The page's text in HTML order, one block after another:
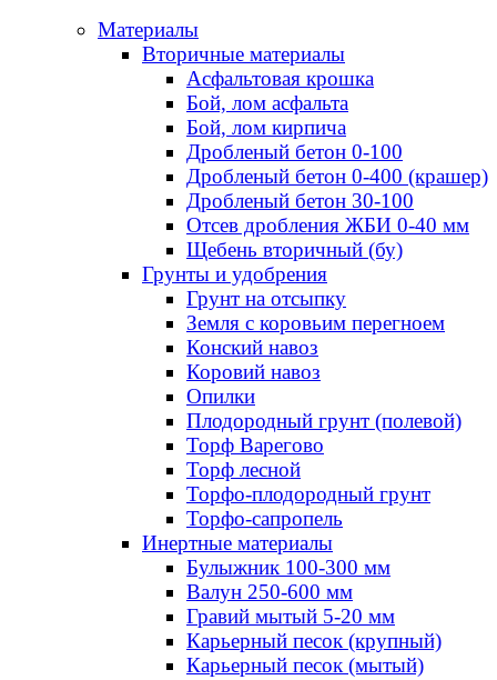
Материалы
Вторичные материалы
Асфальтовая крошка
Бой, лом асфальта
Бой, лом кирпича
Дробленый бетон 0-100
Дробленый бетон 0-400 (крашер)
Дробленый бетон 30-100
Отсев дробления ЖБИ 0-40 мм
Щебень вторичный (бу)
Грунты и удобрения
Грунт на отсыпку
Земля с коровьим перегноем
Конский навоз
Коровий навоз
Опилки
Плодородный грунт (полевой)
Торф Варегово
Торф лесной
Торфо-плодородный грунт
Торфо-сапропель
Инертные материалы
Булыжник 100-300 мм
Валун 250-600 мм
Гравий мытый 5-20 мм
Карьерный песок (крупный)
Карьерный песок (мытый)